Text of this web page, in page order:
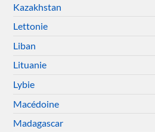
Kazakhstan
Lettonie
Liban
Lituanie
Lybie
Macédoine
Madagascar